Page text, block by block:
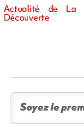
Actualité de La
Découverte